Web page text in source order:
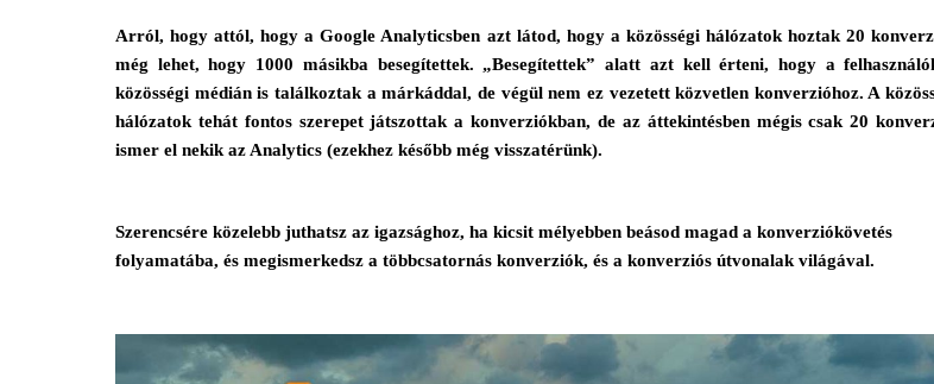
Arról, hogy attól, hogy a Google Analyticsben azt látod, hogy a közösségi hálózatok hoztak 20
még lehet, hogy 1000 másikba besegítettek. „Besegítettek” alatt azt kell érteni, hogy a
közösségi médián is találkoztak a márkáddal, de végül nem ez vezetett közvetlen konverzióhoz. A
hálózatok tehát fontos szerepet játszottak a konverziókban, de az áttekintésben mégis csak 20
ismer el nekik az Analytics (ezekhez később még visszatérünk).
Szerencsére közelebb juthatsz az igazsághoz, ha kicsit mélyebben beásod magad a konverziókövetés
folyamatába, és megismerkedsz a többcsatornás konverziók, és a konverziós útvonalak világával.